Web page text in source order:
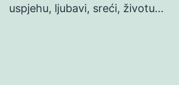
uspjehu, ljubavi, sreći, životu…